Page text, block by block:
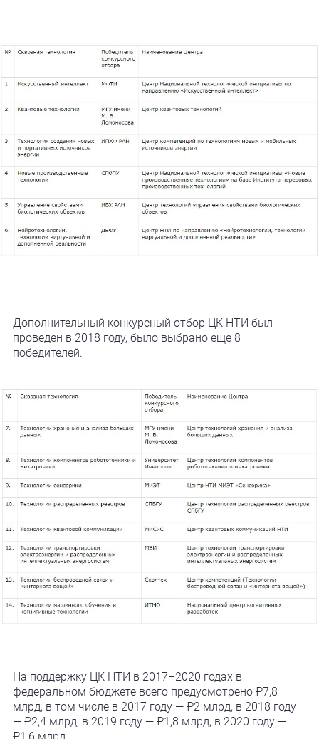
Дополнительный конкурсный отбор ЦК НТИ был
проведен в 2018 году, было выбрано еще 8
победителей.
На поддержку ЦК НТИ в 2017–2020 годах в
федеральном бюджете всего предусмотрено ₽7,8
млрд, в том числе в 2017 году — ₽2 млрд, в 2018 году
— ₽2,4 млрд, в 2019 году — ₽1,8 млрд, в 2020 году —
₽1,6 млрд.